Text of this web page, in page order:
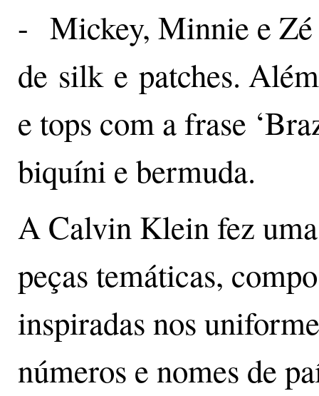
- Mickey, Minnie e Zé
de silk e patches.
e tops com a frase
biquíni e bermuda.
A Calvin Klein fez
peças temáticas,
inspiradas nos
números e nomes de